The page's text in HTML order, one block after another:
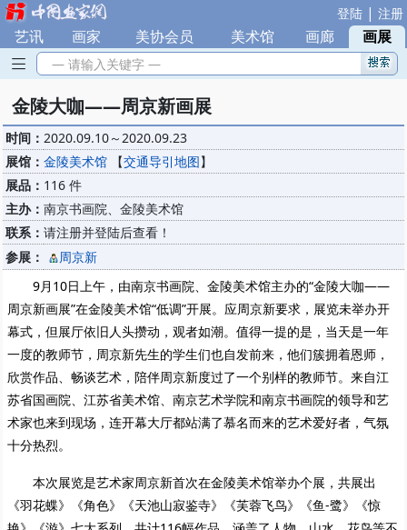
登陆 | 注册
艺讯 画家 美协会员 美术馆 画廊 | 画展
— 请输入关键字 —
金陵大咖——周京新画展
时间： 2020.09.10～2020.09.23
展馆： 金陵美术馆 【交通导引地图】
展品： 116 件
主办： 南京书画院、金陵美术馆
联系： 请注册并登陆后查看！
参展：
周京新
9月10日上午，由南京书画院、金陵美术馆主办的“金陵大咖——
周京新画展”在金陵美术馆“低调”开展。应周京新要求，展览未举办开
幕式，但展厅依旧人头攒动，观者如潮。值得一提的是，当天是一年
一度的教师节，周京新先生的学生们也自发前来，他们簇拥着恩师，
欣赏作品、畅谈艺术，陪伴周京新度过了一个别样的教师节。来自江
苏省国画院、江苏省美术馆、南京艺术学院和南京书画院的领导和艺
术家也来到现场，连开幕大厅都站满了慕名而来的艺术爱好者，气氛
十分热烈。
本次展览是艺术家周京新首次在金陵美术馆举办个展，共展出
《羽花蝶》《角色》《天池山寂鉴寺》《芙蓉飞鸟》《鱼-鹭》《惊